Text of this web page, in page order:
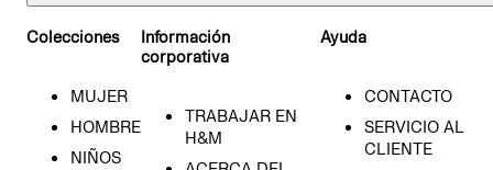
Colecciones
MUJER
HOMBRE
NIÑOS
Información
corporativa
TRABAJAR EN
H&M
Ayuda
CONTACTO
SERVICIO AL
CLIENTE